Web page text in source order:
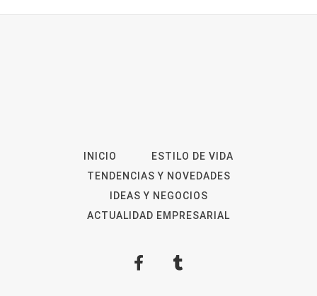
INICIO
ESTILO DE VIDA
TENDENCIAS Y NOVEDADES
IDEAS Y NEGOCIOS
ACTUALIDAD EMPRESARIAL